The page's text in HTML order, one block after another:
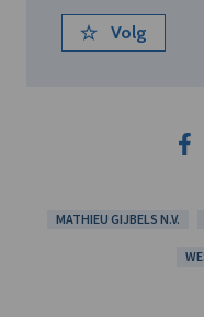
Volg
MATHIEU GIJBELS N.V.